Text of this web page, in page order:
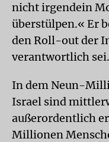
nicht irgendein
überstülpen.« Er
den Roll-out der
verantwortlich sei.
In dem Neun-
Israel sind
außerordentlich
Millionen